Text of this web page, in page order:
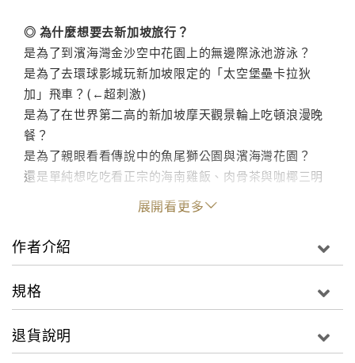
◎ 為什麼想要去新加坡旅行？
是為了到濱海灣金沙空中花園上的無邊際泳池游泳？
是為了去環球影城玩新加坡限定的「太空堡壘卡拉狄
加」飛車？(←超刺激)
是為了在世界第二高的新加坡摩天觀景輪上吃頓浪漫晚
餐？
是為了親眼看看傳說中的魚尾獅公園與濱海灣花園？
還是單純想吃吃看正宗的海南雞飯、肉骨茶與咖椰三明
因為很多東西只有新加坡才有，別的地方找不到，就是
這麼簡單。
◎ 關於新加坡，想知道的太多太多，想嘗試的太多太
濱海灣花園該什麼時候去才好？早上？下午？晚上？
展開看更多
作者介紹
規格
退貨說明